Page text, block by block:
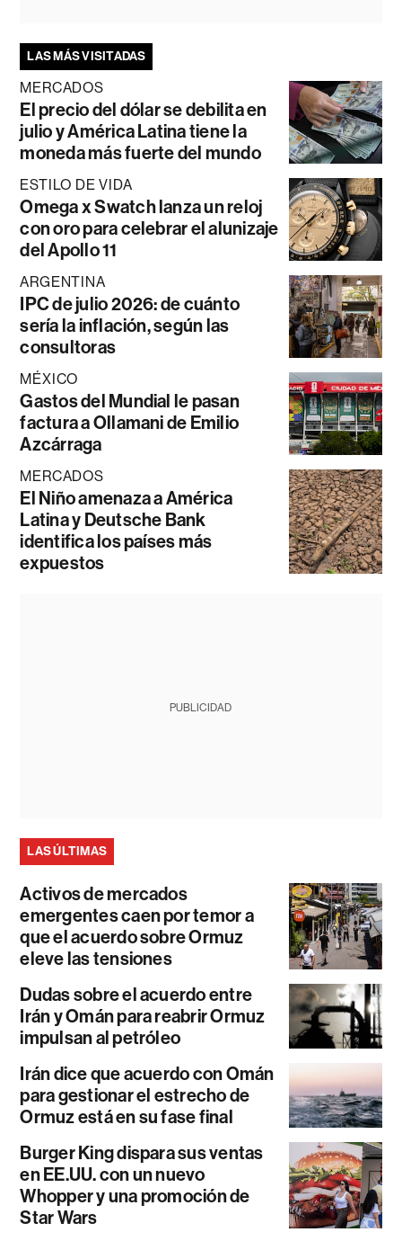
LAS MÁS VISITADAS
MERCADOS
El precio del dólar se debilita en
julio y América Latina tiene la
moneda más fuerte del mundo
ESTILO DE VIDA
Omega x Swatch lanza un reloj
con oro para celebrar el alunizaje
del Apollo 11
ARGENTINA
IPC de julio 2026: de cuánto
sería la inflación, según las
consultoras
MÉXICO
Gastos del Mundial le pasan
factura a Ollamani de Emilio
Azcárraga
MERCADOS
El Niño amenaza a América
Latina y Deutsche Bank
identifica los países más
expuestos
PUBLICIDAD
LAS ÚLTIMAS
Activos de mercados
emergentes caen por temor a
que el acuerdo sobre Ormuz
eleve las tensiones
Dudas sobre el acuerdo entre
Irán y Omán para reabrir Ormuz
impulsan al petróleo
Irán dice que acuerdo con Omán
para gestionar el estrecho de
Ormuz está en su fase final
Burger King dispara sus ventas
en EE.UU. con un nuevo
Whopper y una promoción de
Star Wars